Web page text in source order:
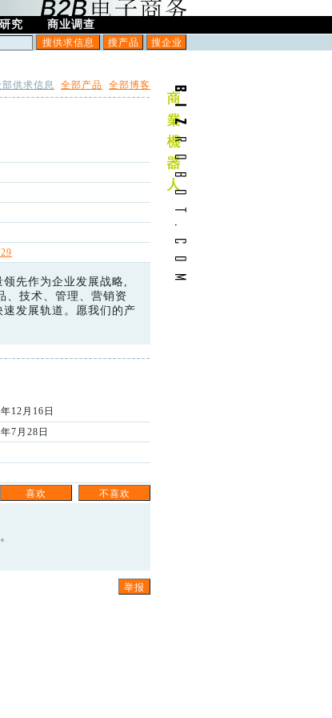
究 商业调查
部供求信息 全部产品 全部博客
先作为企业发展战略,
、技术、管理、营销资
发展轨道。愿我们的产
12月16日
7月28日